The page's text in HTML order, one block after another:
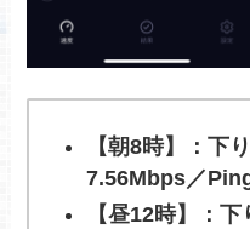
【朝8時】：下
7.56Mbps／
【昼12時】：